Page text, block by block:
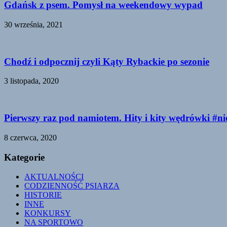
Gdańsk z psem. Pomysł na weekendowy wypad
30 września, 2021
Chodź i odpocznij czyli Kąty Rybackie po sezonie
3 listopada, 2020
Pierwszy raz pod namiotem. Hity i kity wędrówki
8 czerwca, 2020
Kategorie
AKTUALNOŚCI
CODZIENNOŚĆ PSIARZA
HISTORIE
INNE
KONKURSY
NA SPORTOWO